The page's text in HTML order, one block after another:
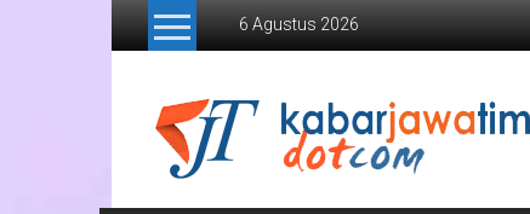
Lompat
6 Agustus 2026
Kabar
Jawa
Timur